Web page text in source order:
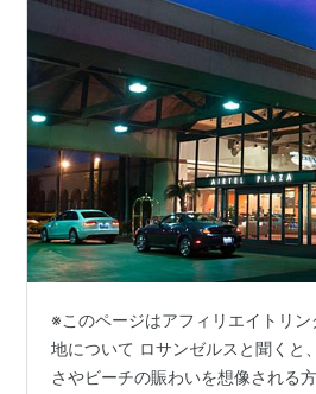
※このページはアフィリエイトリ
地について ロサンゼルスと聞くと
さやビーチの賑わいを想像される